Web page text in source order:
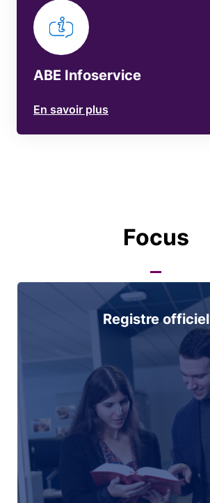
ABE Infoservice
En savoir plus
Focus
Registre officiel